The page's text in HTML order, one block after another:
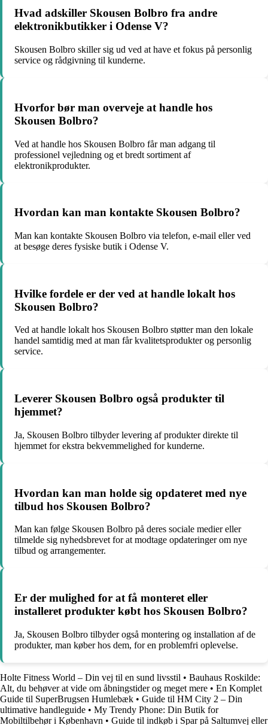
Hvad adskiller Skousen Bolbro fra andre
elektronikbutikker i Odense V?
Skousen Bolbro skiller sig ud ved at have et fokus på personlig
service og rådgivning til kunderne.
Hvorfor bør man overveje at handle hos
Skousen Bolbro?
Ved at handle hos Skousen Bolbro får man adgang til
professionel vejledning og et bredt sortiment af
elektronikprodukter.
Hvordan kan man kontakte Skousen Bolbro?
Man kan kontakte Skousen Bolbro via telefon, e-mail eller ved
at besøge deres fysiske butik i Odense V.
Hvilke fordele er der ved at handle lokalt hos
Skousen Bolbro?
Ved at handle lokalt hos Skousen Bolbro støtter man den lokale
handel samtidig med at man får kvalitetsprodukter og personlig
service.
Leverer Skousen Bolbro også produkter til
hjemmet?
Ja, Skousen Bolbro tilbyder levering af produkter direkte til
hjemmet for ekstra bekvemmelighed for kunderne.
Hvordan kan man holde sig opdateret med nye
tilbud hos Skousen Bolbro?
Man kan følge Skousen Bolbro på deres sociale medier eller
tilmelde sig nyhedsbrevet for at modtage opdateringer om nye
tilbud og arrangementer.
Er der mulighed for at få monteret eller
installeret produkter købt hos Skousen Bolbro?
Ja, Skousen Bolbro tilbyder også montering og installation af de
produkter, man køber hos dem, for en problemfri oplevelse.
Holte Fitness World – Din vej til en sund livsstil • Bauhaus Roskilde:
Alt, du behøver at vide om åbningstider og meget mere • En Komplet
Guide til SuperBrugsen Humlebæk • Guide til HM City 2 – Din
ultimative handleguide • My Trendy Phone: Din Butik for
Mobiltilbehør i København • Guide til indkøb i Spar på Saltumvej eller